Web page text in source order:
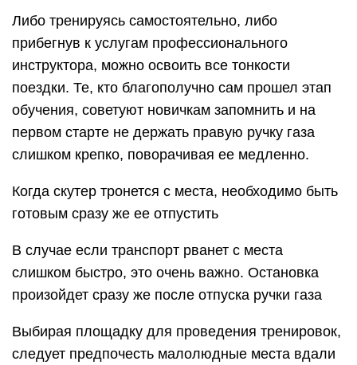
Либо тренируясь самостоятельно, либо
прибегнув к услугам профессионального
инструктора, можно освоить все тонкости
поездки. Те, кто благополучно сам прошел этап
обучения, советуют новичкам запомнить и на
первом старте не держать правую ручку газа
слишком крепко, поворачивая ее медленно.
Когда скутер тронется с места, необходимо быть
готовым сразу же ее отпустить
В случае если транспорт рванет с места
слишком быстро, это очень важно. Остановка
произойдет сразу же после отпуска ручки газа
Выбирая площадку для проведения тренировок,
следует предпочесть малолюдные места вдали